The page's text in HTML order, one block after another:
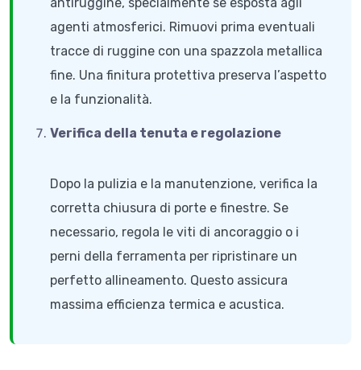
agenti atmosferici. Rimuovi prima eventuali
tracce di ruggine con una spazzola metallica
fine. Una finitura protettiva preserva l’aspetto
e la funzionalità.
Verifica della tenuta e regolazione
Dopo la pulizia e la manutenzione, verifica la
corretta chiusura di porte e finestre. Se
necessario, regola le viti di ancoraggio o i
perni della ferramenta per ripristinare un
perfetto allineamento. Questo assicura
massima efficienza termica e acustica.